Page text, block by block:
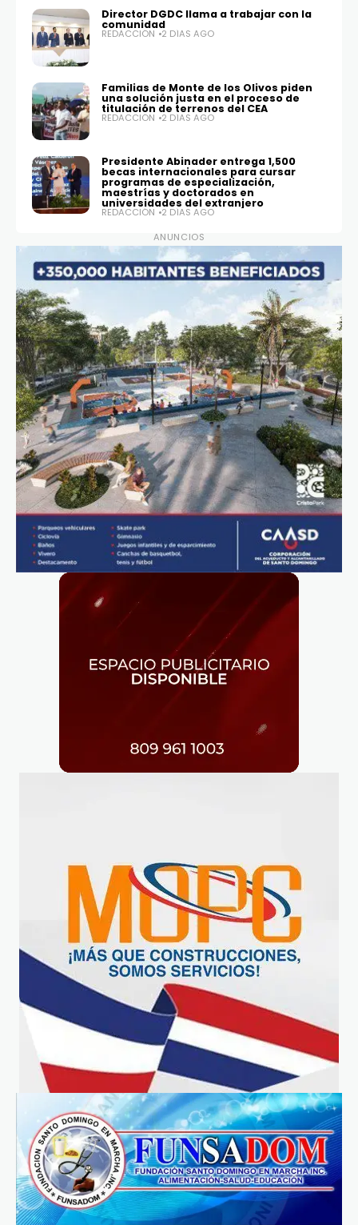
Director DGDC llama a trabajar con la
comunidad
REDACCIÓN 2 DÍAS AGO
Familias de Monte de los Olivos piden
una solución justa en el proceso de
titulación de terrenos del CEA
REDACCIÓN 2 DÍAS AGO
Presidente Abinader entrega 1,500
becas internacionales para cursar
programas de especialización,
maestrías y doctorados en
universidades del extranjero
REDACCIÓN
2 DÍAS AGO
ANUNCIOS